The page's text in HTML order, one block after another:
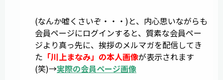
(なんか嘘くさいぞ・・・)と、内心思いながらも
会員ページにログインすると、質素な会員ペー
ジより真っ先に、挨拶のメルマガを配信してき
た 「川上まなみ」の本人画像が表示されます
(笑)→実際の会員ページ画像